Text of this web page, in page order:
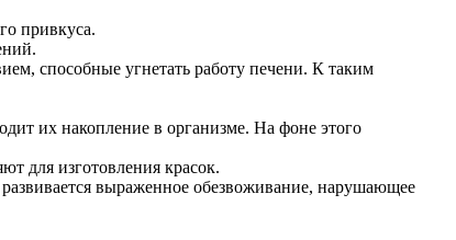
привкуса.
способные угнетать работу печени. К таким
их накопление в организме. На фоне этого
для изготовления красок.
выраженное обезвоживание, нарушающее